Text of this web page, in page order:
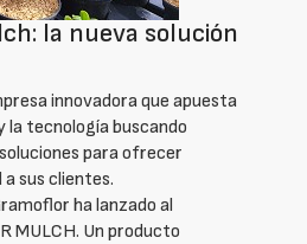
la nueva solución
innovadora que apuesta
la tecnología buscando
para ofrecer
sus clientes.
ha lanzado al
MULCH. Un producto